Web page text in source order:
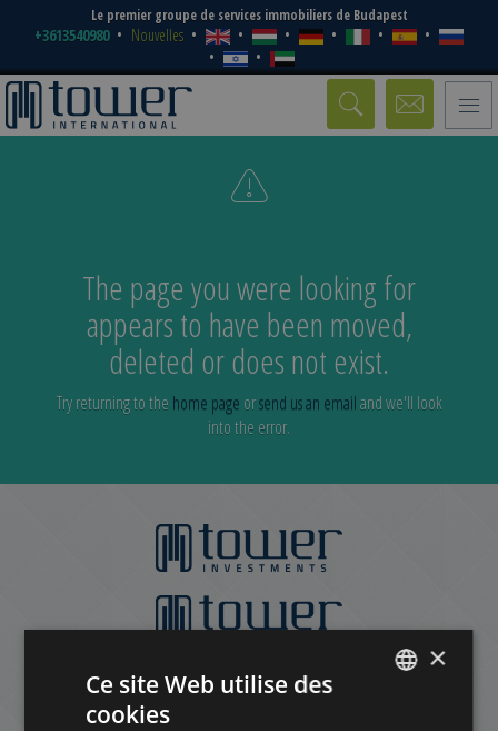
Le premier groupe de services immobiliers de Budapest
+3613540980 Nouvelles
Toggle
The page you were looking for
appears to have been moved,
deleted or does not exist.
Try returning to the home page orsend us an emailand we'll look
into the error.
×
Ce site Web utilise des
cookies